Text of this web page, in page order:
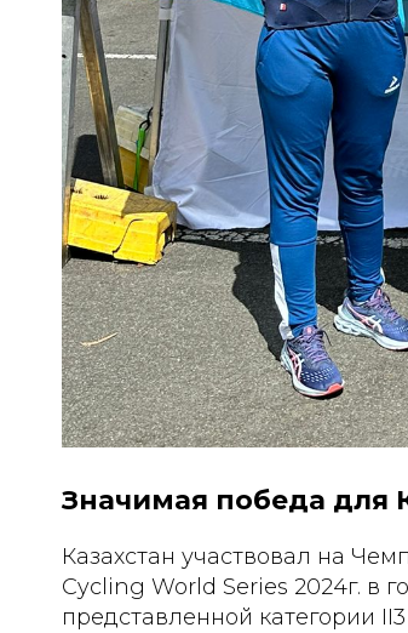
Значимая победа для
Казахстан участвовал на
Cycling World Series 2024г. в
представленной категории